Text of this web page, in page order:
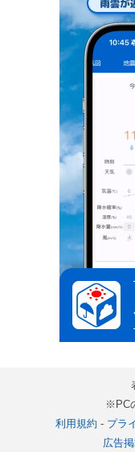
※PC
利用規約 - プラ
広告